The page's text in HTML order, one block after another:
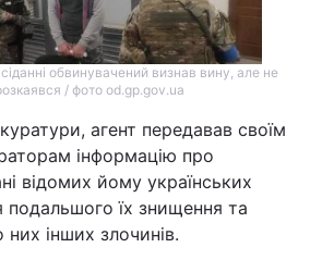
обвинувачений визнав вину, але не
/ фото od.gp.gov.ua
агент передавав своїм
інформацію про
відомих йому українських
подальшого їх знищення та
інших злочинів.